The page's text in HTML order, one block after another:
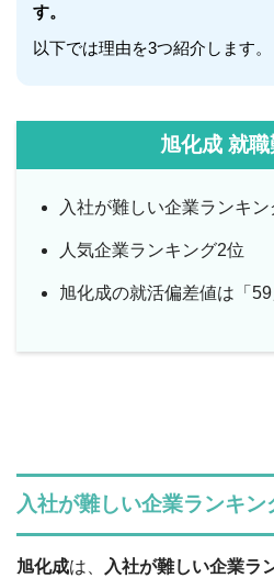
す。
以下では理由を3つ紹介します。
旭化成 就
入社が難しい企業ランキン
人気企業ランキング2位
旭化成の就活偏差値は「59
入社が難しい企業ランキン
旭化成は、 入社が難しい企業ラ